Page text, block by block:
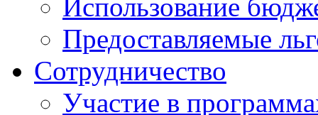
Использование
Предоставляемые
Сотрудничество
Участие в